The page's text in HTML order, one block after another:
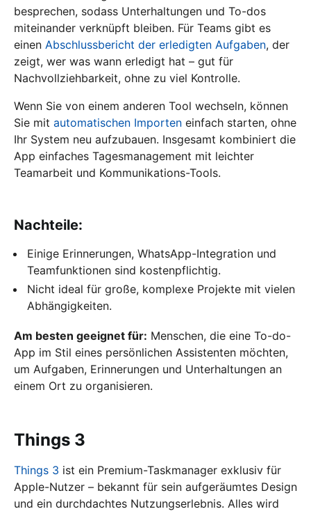
besprechen, sodass Unterhaltungen und To-dos
miteinander verknüpft bleiben. Für Teams gibt es
einen Abschlussbericht der erledigten Aufgaben, der
zeigt, wer was wann erledigt hat – gut für
Nachvollziehbarkeit, ohne zu viel Kontrolle.
Wenn Sie von einem anderen Tool wechseln, können
Sie mit automatischen Importen einfach starten, ohne
Ihr System neu aufzubauen. Insgesamt kombiniert die
App einfaches Tagesmanagement mit leichter
Teamarbeit und Kommunikations-Tools.
Nachteile:
Einige Erinnerungen, WhatsApp-Integration und
Teamfunktionen sind kostenpflichtig.
Nicht ideal für große, komplexe Projekte mit vielen
Abhängigkeiten.
Am besten geeignet für: Menschen, die eine To-do-
App im Stil eines persönlichen Assistenten möchten,
um Aufgaben, Erinnerungen und Unterhaltungen an
einem Ort zu organisieren.
Things 3
Things 3 ist ein Premium-Taskmanager exklusiv für
Apple-Nutzer – bekannt für sein aufgeräumtes Design
und ein durchdachtes Nutzungserlebnis. Alles wird